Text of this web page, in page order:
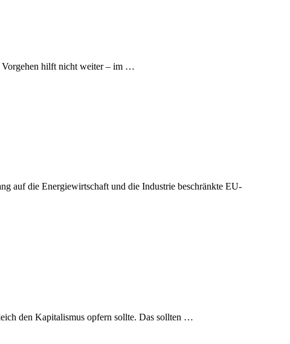
Vorgehen hilft nicht weiter – im …
auf die Energiewirtschaft und die Industrie beschränkte EU-
den Kapitalismus opfern sollte. Das sollten …